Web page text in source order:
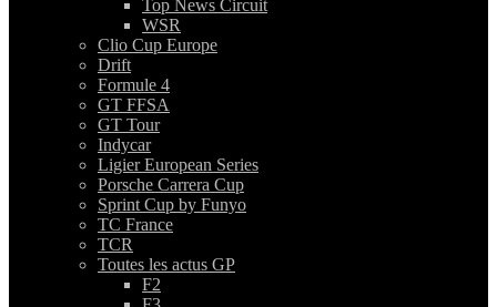
Top News Circuit
WSR
Clio Cup Europe
Drift
Formule 4
GT FFSA
GT Tour
Indycar
Ligier European Series
Porsche Carrera Cup
Sprint Cup by Funyo
TC France
TCR
Toutes les actus GP
F2